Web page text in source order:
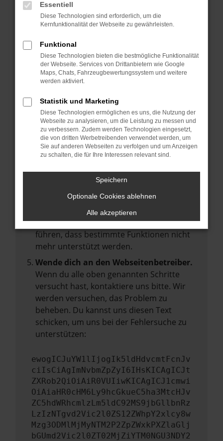
Überprüfe deine Firewall und deine
Internetverbindung.
deine Suchmaschine?
Prüfe deine Browsererweiterungen.
Manche Erweiterungen, wie Werbeblocker,
können das Laden bestimmter Seiten
anderen Browser oder in einem privaten
Fenster?
Starte dein Gerät neu.
Das kann manchmal helfen,
vorübergehende Probleme zu beheben.
Stelle sicher, dass dein Browser und dein
Betriebssystem auf dem neuesten Stand
Veraltete Software birgt nicht nur ein
Sicherheitsrisiko, sondern kann auch dazu
führen, dass bestimmte Funktionen nicht
mehr unterstützt werden.
Wende dich an den Webseitenbetreiber.
Wenn du alle oben genannten Schritte
versucht hast, kontaktiere uns bitte. Wir
werden versuchen, das Problem zu
beheben. Du kannst uns diesen Text
schicken, um uns bei der Fehlersuche zu
unterstützen:
ewogICJuYW1lIjogIk5ldHdvcmtFcnJv
ciIsCiAgImNvbmZpZyI6IHsKICAgICJt
ZXRob2QiOiAiR0VUIiwKICAgICJ1cmwi
OiAiaHR0cHM6Ly9hcGkueC5ha3MtcHJv
ZC5hdWRhcmlzLm5ldC92MS9jbGllbnRz
LzIzNTgvd2Vic2l0ZS12ZWhpY2xlcy8w
Mzg3ODMlMjMyNTM2P2ZpZWxkPXZlaGlj
bGUmd2Vic2l0ZT02MjZiYTM0NGU3NDY2
Essentiell
Diese Technologien sind erforderlich, um die
Kernfunktionalität der Webseite zu gewährleisten.
Funktional
Diese Technologien bieten die bestmögliche Funktionalität
der Webseite. Services von Drittanbietern wie Google
Maps, Chats, Fahrzeugbewertungssystem und weitere
werden aktiviert.
Statistik und Marketing
Diese Technologien ermöglichen es uns, die Nutzung der
Webseite zu analysieren, um die Leistung zu messen und
zu verbessern. Zudem werden Technologien eingesetzt,
die von dritten Werbetreibenden verwendet werden, um
Sie auf anderen Webseiten zu verfolgen und um Anzeigen
zu schalten, die für Ihre Interessen relevant sind.
Speichern
Optionale Cookies ablehnen
Alle akzeptieren